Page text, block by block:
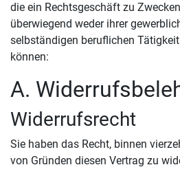
die ein Rechtsgeschäft zu
überwiegend weder ihrer
selbständigen beruflichen
können:
A.
Widerrufsrecht
Sie haben das Recht, binnen
von Gründen diesen Vertrag zu